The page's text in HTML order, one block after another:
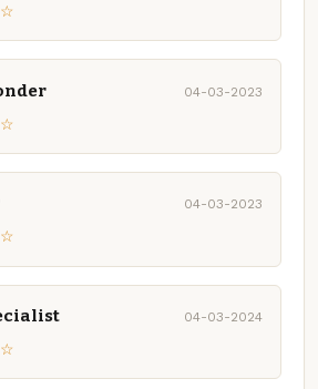
04-03-2023
04-03-2023
04-03-2024